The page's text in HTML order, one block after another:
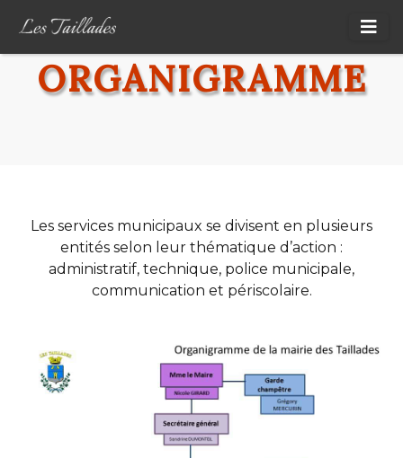
ORGANIGRAMME
Les services municipaux se divisent en plusieurs
entités selon leur thématique d’action :
administratif, technique, police municipale,
communication et périscolaire.